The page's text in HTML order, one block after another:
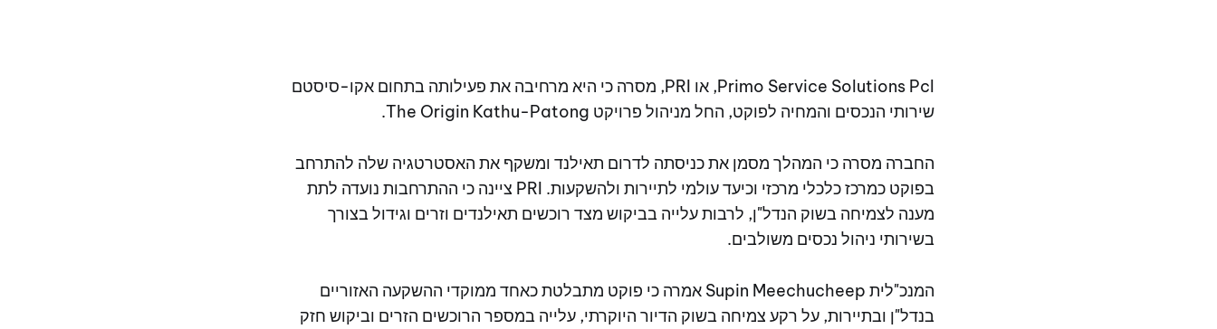
Primo Service Solutions Pcl, או PRI, מסרה כי היא מרחיבה את פעילותה בתחום אקו-סיסטם
שירותי הנכסים והמחיה לפוקט, החל מניהול פרויקט The Origin Kathu-Patong.
החברה מסרה כי המהלך מסמן את כניסתה לדרום תאילנד ומשקף את האסטרטגיה שלה להתרחב
בפוקט כמרכז כלכלי מרכזי וכיעד עולמי לתיירות ולהשקעות. PRI ציינה כי ההתרחבות נועדה לתת
מענה לצמיחה בשוק הנדל"ן, לרבות עלייה בביקוש מצד רוכשים תאילנדים וזרים וגידול בצורך
בשירותי ניהול נכסים משולבים.
המנכ"לית Supin Meechucheep אמרה כי פוקט מתבלטת כאחד ממוקדי ההשקעה האזוריים
בנדל"ן ובתיירות, על רקע צמיחה בשוק הדיור היוקרתי, עלייה במספר הרוכשים הזרים וביקוש חזק